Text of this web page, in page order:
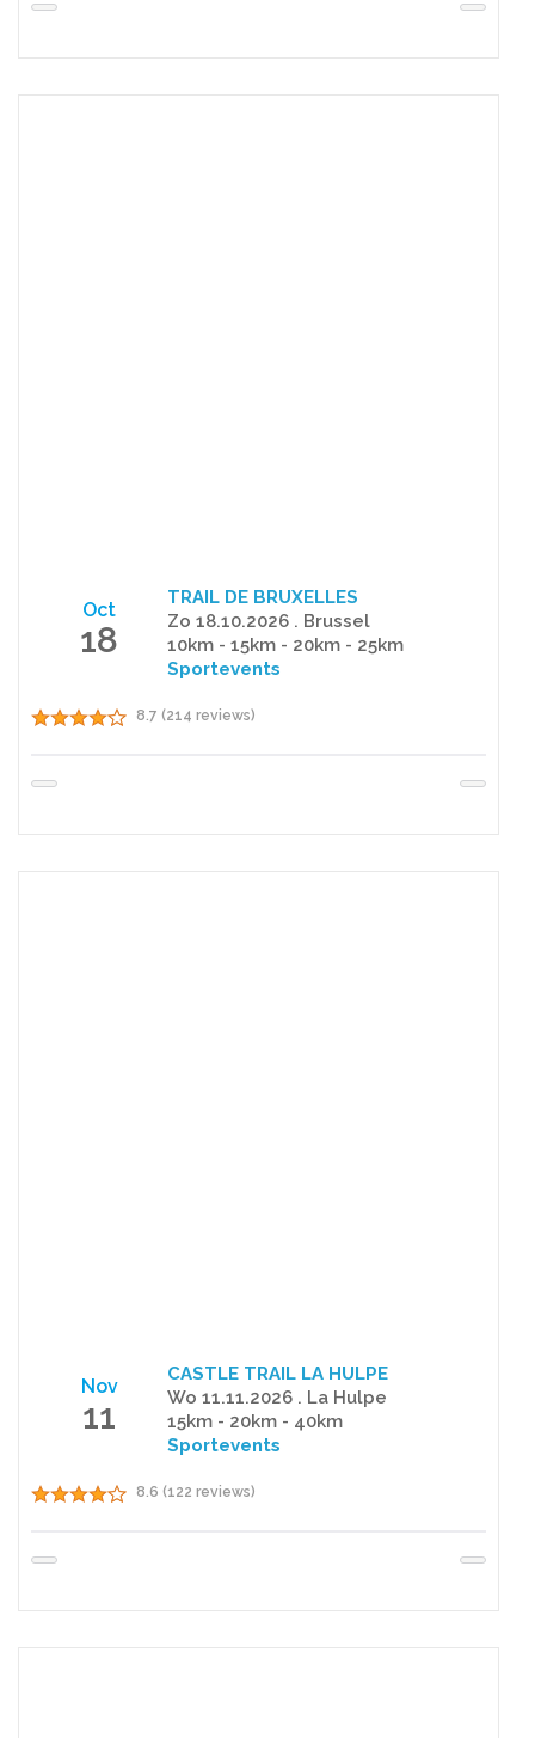
Oct
18
TRAIL DE BRUXELLES
Zo 18.10.2026 . Brussel
10km - 15km - 20km - 25km
Sportevents
8.7 (214 reviews)
Nov
11
CASTLE TRAIL LA HULPE
Wo 11.11.2026 . La Hulpe
15km - 20km - 40km
Sportevents
8.6 (122 reviews)